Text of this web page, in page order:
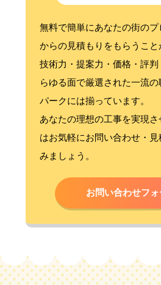
無料で簡単にあなたの街の
からの見積もりをもらうこと
技術力・提案力・価格・評
らゆる面で厳選された一流
パークには揃っています。
あなたの理想の工事を実現
はお気軽にお問い合わせ・
みましょう。
お問い合わせフ